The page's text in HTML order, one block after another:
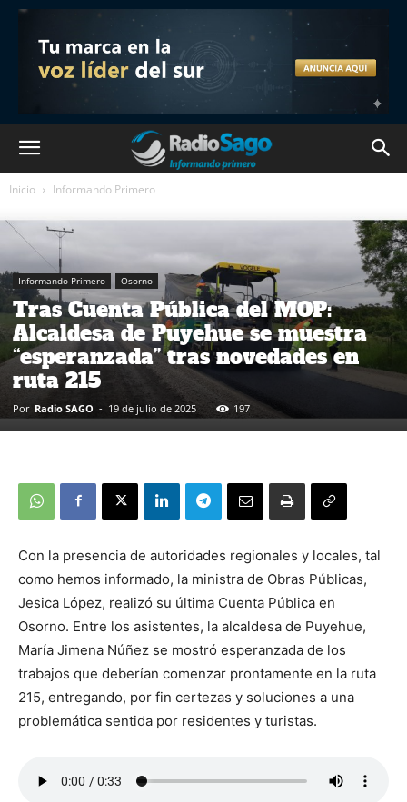
Inicio Informando Primero
Informando Primero Osorno
Tras Cuenta Pública del MOP:
Alcaldesa de Puyehue se muestra
“esperanzada” tras novedades en
ruta 215
Por Radio SAGO - 19 de julio de 2025 197
Con la presencia de autoridades regionales y locales, tal
como hemos informado, la ministra de Obras Públicas,
Jesica López, realizó su última Cuenta Pública en
Osorno. Entre los asistentes, la alcaldesa de Puyehue,
María Jimena Núñez se mostró esperanzada de los
trabajos que deberían comenzar prontamente en la ruta
215, entregando, por fin certezas y soluciones a una
problemática sentida por residentes y turistas.